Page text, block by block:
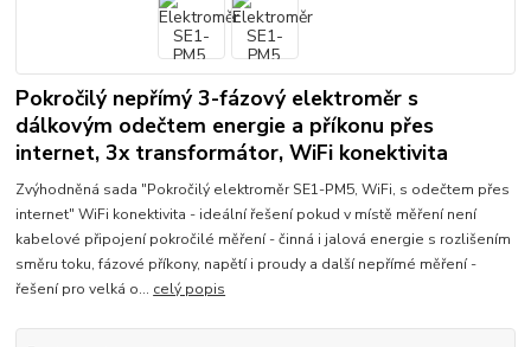
Pokročilý nepřímý 3-fázový elektroměr s
dálkovým odečtem energie a příkonu přes
internet, 3x transformátor, WiFi konektivita
Zvýhodněná sada "Pokročilý elektroměr SE1-PM5, WiFi, s odečtem přes
internet" WiFi konektivita - ideální řešení pokud v místě měření není
kabelové připojení pokročilé měření - činná i jalová energie s rozlišením
směru toku, fázové příkony, napětí i proudy a další nepřímé měření -
řešení pro velká o... celý popis